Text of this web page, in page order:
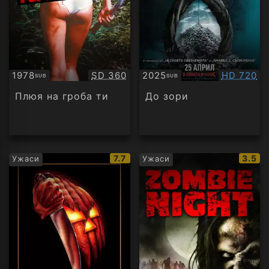
1978SUB
Субтитри Качество:
SD 360
Плюя на гроба ти
2025SUB
Субтитри HD 720
До зори
Ужаси
IMDb
рейтинг:
7.7 Ужаси
IMDb
3.5